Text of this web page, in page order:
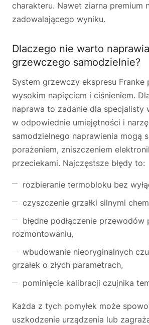
charakteru. Nawet ziarna premium
zadowalającego wyniku.
Dlaczego nie warto
grzewczego samodzielnie?
System grzewczy ekspresu Franke
wysokim napięciem i ciśnieniem.
naprawa to zadanie dla specjalisty
w odpowiednie umiejętności i
samodzielnego naprawienia mogą
porażeniem, zniszczeniem
przeciekami. Najczęstsze błędy to:
rozbieranie termobloku bez
czyszczenie grzałki silnymi
błędne podłączenie przewodów
rozmontowaniu,
wbudowanie nieoryginalnych
grzałek o złych parametrach,
pominięcie kalibracji czujnika
Każda z tych pomyłek może
uszkodzenie urządzenia lub